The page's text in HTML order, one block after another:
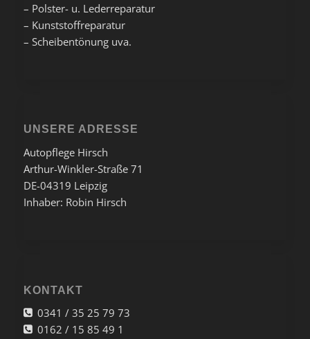
– Polster- u. Lederreparatur
– Kunststoffreparatur
– Scheibentönung uva.
UNSERE ADRESSE
Autopflege Hirsch
Arthur-Winkler-Straße 71
DE-04319 Leipzig
Inhaber: Robin Hirsch
KONTAKT
0341 / 35 25 79 73
0162 / 15 85 49 1